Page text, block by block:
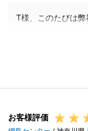
T様、このたびは
てこそだと思いま
また機会がありま
ます。
お客様評価